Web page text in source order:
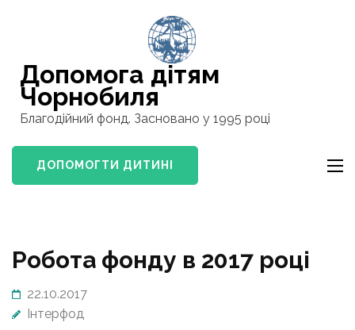
(нажмите
Enter)
Допомога дітям
Чорнобиля
Благодійний фонд. Засновано у 1995 році
ДОПОМОГТИ ДИТИНI
Робота фонду в 2017 році
22.10.2017
Інтерфод